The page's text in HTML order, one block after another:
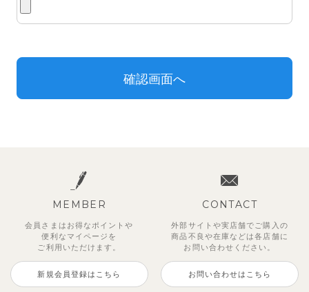
MEMBER
会員さまはお得なポイントや
便利な マイページを
ご利用いただけます。
新規会員登録はこちら
CONTACT
外部サイトや実店舗でご購入の
商品不良や在庫などは各店舗に
お問い合わせください。
お問い合わせはこちら